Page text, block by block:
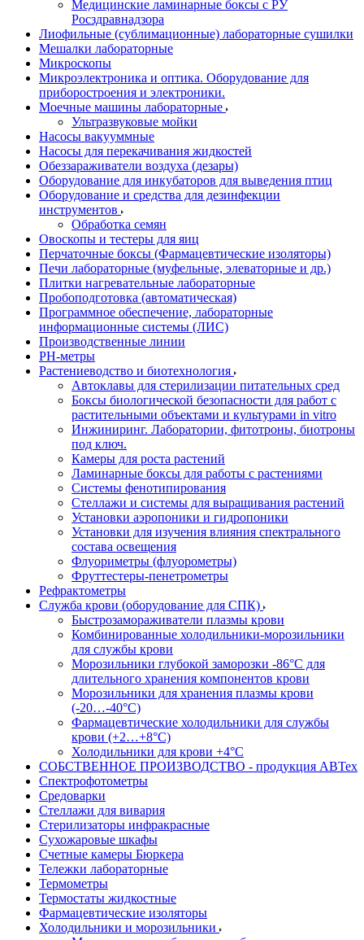
Медицинские ламинарные боксы с РУ
Росздравнадзора
Лиофильные (сублимационные) лабораторные сушилки
Мешалки лабораторные
Микроскопы
Микроэлектроника и оптика. Оборудование для
приборостроения и электроники.
Моечные машины лабораторные
Ультразвуковые мойки
Насосы вакууммные
Насосы для перекачивания жидкостей
Обеззараживатели воздуха (дезары)
Оборудование для инкубаторов для выведения птиц
Оборудование и средства для дезинфекции
инструментов
Обработка семян
Овоскопы и тестеры для яиц
Перчаточные боксы (Фармацевтические изоляторы)
Печи лабораторные (муфельные, элеваторные и др.)
Плитки нагревательные лабораторные
Пробоподготовка (автоматическая)
Программное обеспечение, лабораторные
информационные системы (ЛИС)
Производственные линии
РH-метры
Растениеводство и биотехнология
Автоклавы для стерилизации питательных сред
Боксы биологической безопасности для работ с
растительными объектами и культурами in vitro
Инжиниринг. Лаборатории, фитотроны, биотроны
под ключ.
Камеры для роста растений
Ламинарные боксы для работы с растениями
Системы фенотипирования
Стеллажи и системы для выращивания растений
Установки аэропоники и гидропоники
Установки для изучения влияния спектрального
состава освещения
Флуориметры (флуорометры)
Фруттестеры-пенетрометры
Рефрактометры
Служба крови (оборудование для СПК)
Быстрозамораживатели плазмы крови
Комбинированные холодильники-морозильники
для службы крови
Морозильники глубокой заморозки -86°С для
длительного хранения компонентов крови
Морозильники для хранения плазмы крови
(-20…-40°С)
Фармацевтические холодильники для службы
крови (+2…+8°С)
Холодильники для крови +4°С
СОБСТВЕННОЕ ПРОИЗВОДСТВО - продукция АВТех
Спектрофотометры
Средоварки
Стеллажи для вивария
Стерилизаторы инфракрасные
Сухожаровые шкафы
Счетные камеры Бюркера
Тележки лабораторные
Термометры
Термостаты жидкостные
Фармацевтические изоляторы
Холодильники и морозильники